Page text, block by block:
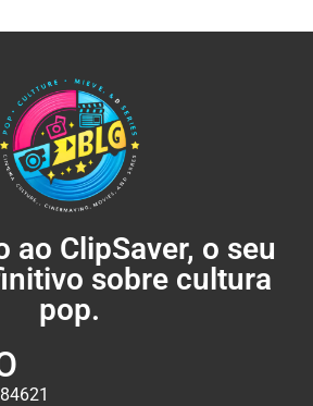
ao ClipSaver, o seu
sobre cultura
pop.